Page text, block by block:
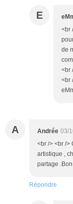
E
<br
de
<br
<br
A Andrée 03/
<br /> <br />
artistique ,
partage
Répondre